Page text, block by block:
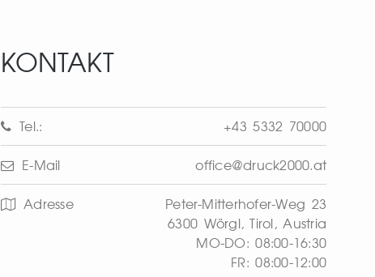
KONTAKT
Tel.:
+43 5332 70000
E-Mail
office@druck2000.at
Adresse
Peter-Mitterhofer-Weg 23
6300 Wörgl, Tirol, Austria
MO-DO: 08:00-16:30
FR: 08:00-12:00